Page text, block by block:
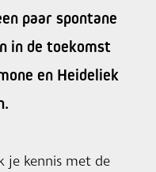
paar spontane
in de toekomst
en Heideliek
je kennis met de